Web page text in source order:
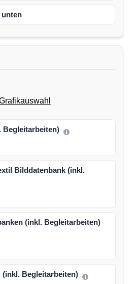
unten
Begleitarbeiten)
Bilddatenbank (inkl.
(inkl. Begleitarbeiten)
Begleitarbeiten)